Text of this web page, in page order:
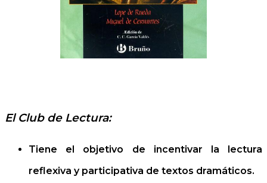
El Club de Lectura:
Tiene el objetivo de incentivar la lectura
reflexiva y participativa de textos dramáticos.